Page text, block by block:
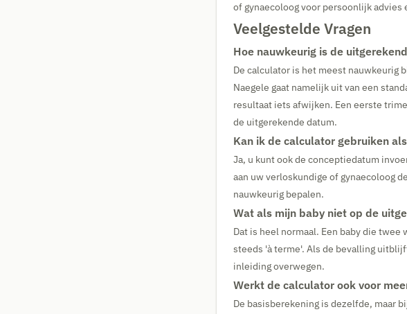
of gynaecoloog voor persoonlijk advies
Veelgestelde Vragen
Hoe nauwkeurig is de
De calculator is het meest nauwkeurig
Naegele gaat namelijk uit van een
resultaat iets afwijken. Een eerste
de uitgerekende datum.
Kan ik de calculator gebruiken
Ja, u kunt ook de conceptiedatum
aan uw verloskundige of gynaecoloog
nauwkeurig bepalen.
Wat als mijn baby niet op de
Dat is heel normaal. Een baby die
steeds 'à terme'. Als de bevalling
inleiding overwegen.
Werkt de calculator ook voor
De basisberekening is dezelfde, maar